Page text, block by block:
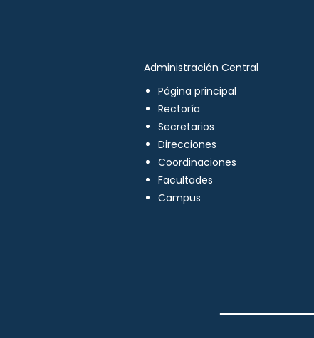
Administración Central
Página principal
Rectoría
Secretarios
Direcciones
Coordinaciones
Facultades
Campus